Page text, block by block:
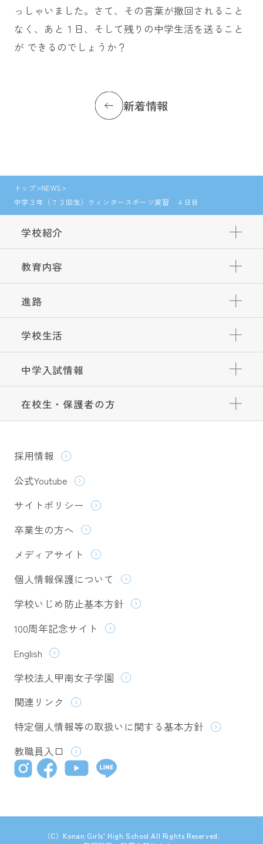
っしゃいました。さて、その言葉が撤回されること
なく、あと１日、そして残りの中学生活を送ること
が できるのでしょうか？
新着情報
トップ NEWS
中学３年（７３回生）ウィンタースポーツ実習 ４日目
学校紹介
教育内容
進路
学校生活
中学入試情報
在校生・保護者の方
採用情報
公式Youtube
サイトポリシー
卒業生の方へ
メディアサイト
個人情報保護について
学校いじめ防止基本方針
100周年記念サイト
English
学校法人甲南女子学園
関連リンク
特定個人情報等の取扱いに関する基本方針
教職員入口
（C）Konan Girls' High School All Rights Reserved.